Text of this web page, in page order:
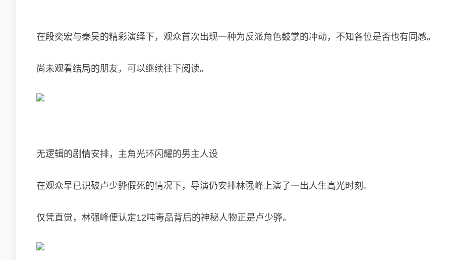
在段奕宏与秦昊的精彩演绎下，观众首次出现一种为反派角色鼓掌的冲动，不知各位是否也有同感。
尚未观看结局的朋友，可以继续往下阅读。
无逻辑的剧情安排，主角光环闪耀的男主人设
在观众早已识破卢少骅假死的情况下，导演仍安排林强峰上演了一出人生高光时刻。
仅凭直觉，林强峰便认定12吨毒品背后的神秘人物正是卢少骅。